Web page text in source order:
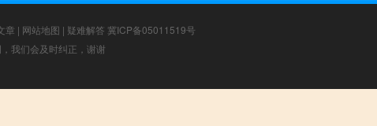
章 | 网站地图 | 疑难解答 冀ICP备05011519号
我们会及时纠正，谢谢